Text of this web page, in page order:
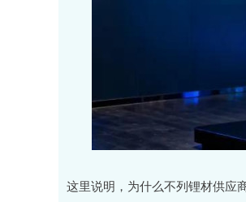
这里说明，为什么不列锂材供应